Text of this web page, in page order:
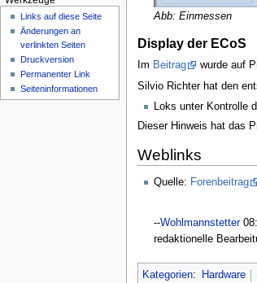
Abb: Einmessen
Display der ECoS
Im Beitrag
wurde auf
Silvio Richter hat den
Loks unter Kontrolle
Dieser Hinweis hat das
Weblinks
Quelle: Forenbeitrag
--Wohlmannstetter
redaktionelle
Kategorien: Hardware
Links auf diese Seite
Änderungen an
verlinkten Seiten
Druckversion
Permanenter Link
Seiten­­informationen